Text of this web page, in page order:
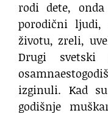
rodi dete,
porodični
životu, zreli,
Drugi
izginuli. Kad
godišnje